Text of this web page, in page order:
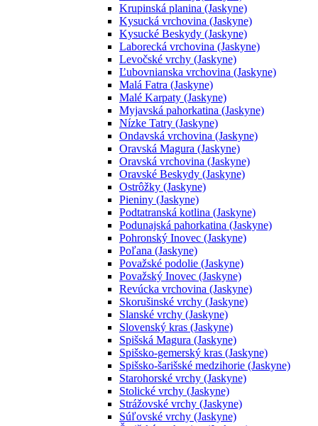
Krupinská planina (Jaskyne)
Kysucká vrchovina (Jaskyne)
Kysucké Beskydy (Jaskyne)
Laborecká vrchovina (Jaskyne)
Levočské vrchy (Jaskyne)
Ľubovnianska vrchovina (Jaskyne)
Malá Fatra (Jaskyne)
Malé Karpaty (Jaskyne)
Myjavská pahorkatina (Jaskyne)
Nízke Tatry (Jaskyne)
Ondavská vrchovina (Jaskyne)
Oravská Magura (Jaskyne)
Oravská vrchovina (Jaskyne)
Oravské Beskydy (Jaskyne)
Ostrôžky (Jaskyne)
Pieniny (Jaskyne)
Podtatranská kotlina (Jaskyne)
Podunajská pahorkatina (Jaskyne)
Pohronský Inovec (Jaskyne)
Poľana (Jaskyne)
Považské podolie (Jaskyne)
Považský Inovec (Jaskyne)
Revúcka vrchovina (Jaskyne)
Skorušinské vrchy (Jaskyne)
Slanské vrchy (Jaskyne)
Slovenský kras (Jaskyne)
Spišská Magura (Jaskyne)
Spišsko-gemerský kras (Jaskyne)
Spišsko-šarišské medzihorie (Jaskyne)
Starohorské vrchy (Jaskyne)
Stolické vrchy (Jaskyne)
Strážovské vrchy (Jaskyne)
Súľovské vrchy (Jaskyne)